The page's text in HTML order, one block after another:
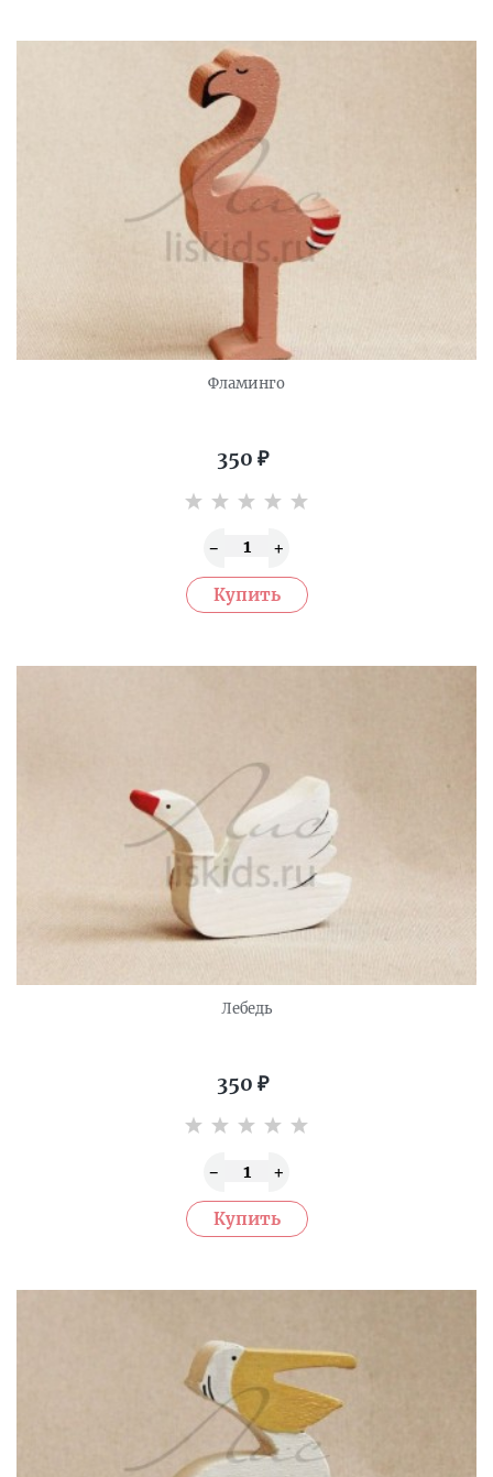
Фламинго
350 ₽
Лебедь
350 ₽